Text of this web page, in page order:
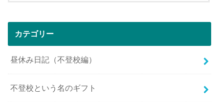
カテゴリー
昼休み日記（不登校編）
不登校という名のギフト